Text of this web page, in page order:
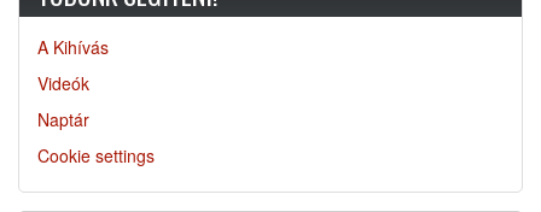
A Kihívás
Videók
Naptár
Cookie settings